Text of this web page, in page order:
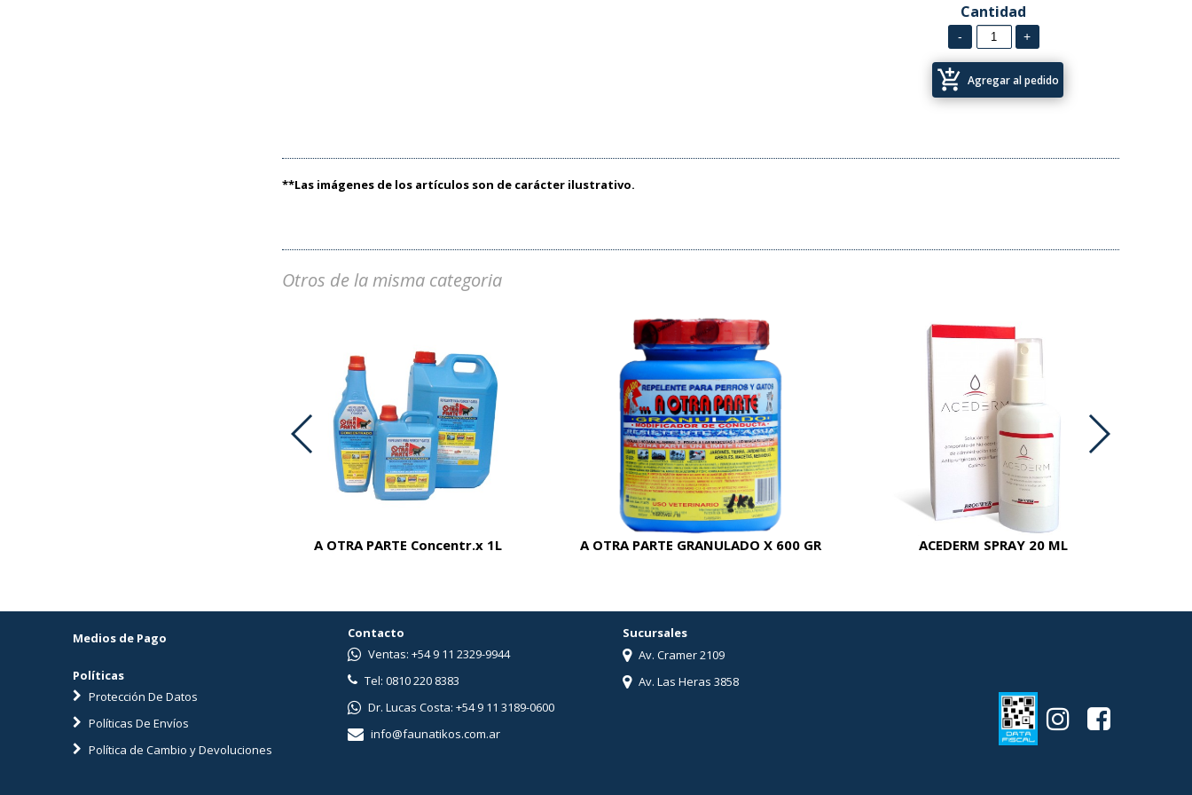
Cantidad
add_shopping_cart Agregar al pedido
**Las imágenes de los artículos son de carácter ilustrativo.
Otros de la misma categoria
A OTRA PARTE Concentr.x 1L A OTRA PARTE GRANULADO X 600 GR ACEDERM SPRAY 20 ML
Medios de Pago
Políticas
Protección De Datos
Políticas De Envíos
Política de Cambio y Devoluciones
Contacto
Ventas: +54 9 11 2329-9944
Tel: 0810 220 8383
Dr. Lucas Costa: +54 9 11 3189-0600
info@faunatikos.com.ar
Sucursales
Av. Cramer 2109
Av. Las Heras 3858